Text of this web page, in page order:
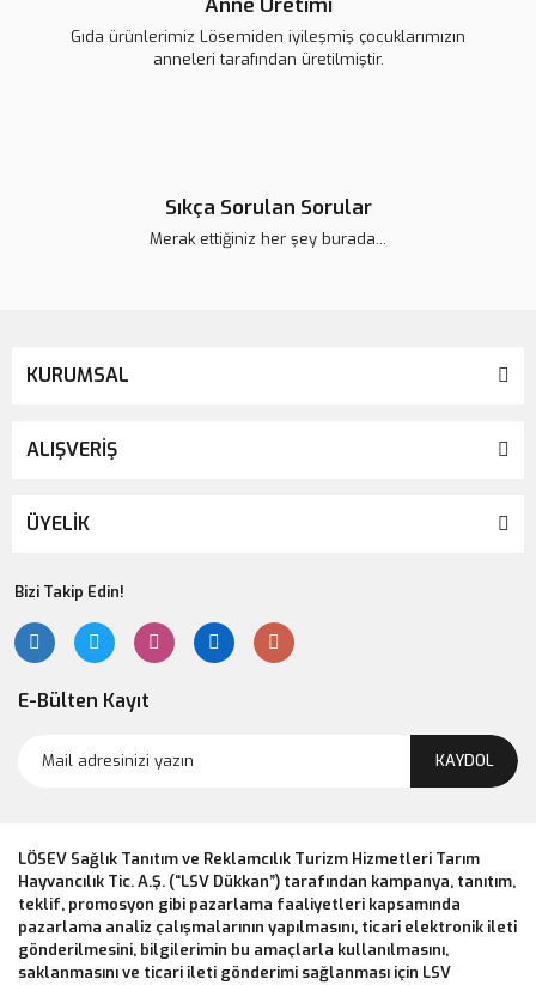
Gıda ürünlerimiz Lösemiden iyileşmiş çocuklarımızın
anneleri tarafından üretilmiştir.
Sıkça Sorulan Sorular
Merak ettiğiniz her şey burada...
KURUMSAL
ALIŞVERİŞ
ÜYELİK
Bizi Takip Edin!
E-Bülten Kayıt
KAYDOL
LÖSEV Sağlık Tanıtım ve Reklamcılık Turizm Hizmetleri Tarım
Hayvancılık Tic. A.Ş. (“LSV Dükkan”) tarafından kampanya, tanıtım,
teklif, promosyon gibi pazarlama faaliyetleri kapsamında
pazarlama analiz çalışmalarının yapılmasını, ticari elektronik ileti
gönderilmesini, bilgilerimin bu amaçlarla kullanılmasını,
saklanmasını ve ticari ileti gönderimi sağlanması için LSV